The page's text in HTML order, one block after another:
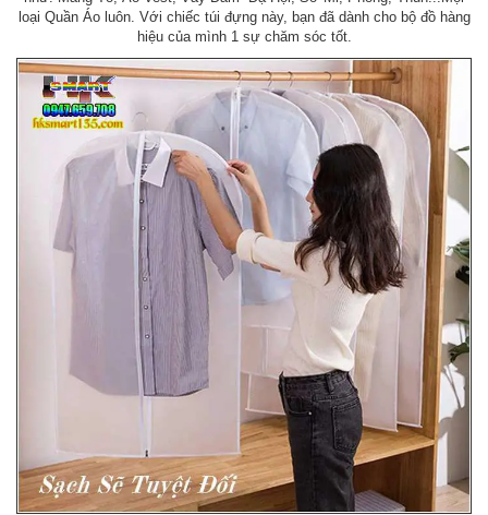
loại Quần Áo luôn. Với chiếc túi đựng này, bạn đã dành cho bộ đồ hàng
hiệu của mình 1 sự chăm sóc tốt.